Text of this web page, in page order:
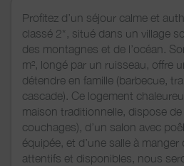
Profitez d’un séjour calme et
classé 2*, situé dans un village
des montagnes et de l’océan.
m², longé par un ruisseau, offre
détendre en famille (barbecue,
cascade). Ce logement
maison traditionnelle, dispose
couchages), d’un salon avec
équipée, et d’une salle à
attentifs et disponibles, nous